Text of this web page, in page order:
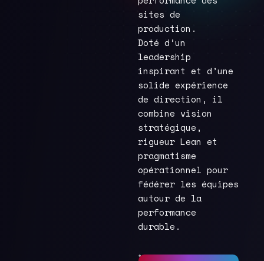
sites de
production.
Doté d’un
leadership
inspirant et d’une
solide expérience
de direction, il
combine vision
stratégique,
rigueur Lean et
pragmatisme
opérationnel pour
fédérer les équipes
autour de la
performance
durable.